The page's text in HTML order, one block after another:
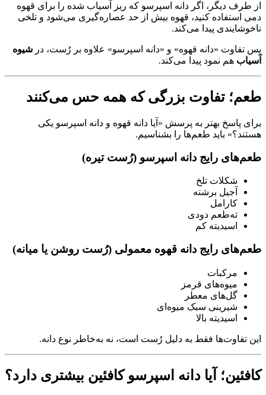
از طرف دیگر، اگر دانه اسپرسو که ریز آسیاب شده را برای قهوه
دمی استفاده کنید، قهوه بیش از حد عصاره‌گیری می‌شود و تلخی
ناخوشایندی پیدا می‌کند.
پس تفاوت «دانه قهوه» و «دانه اسپرسو» علاوه بر رُست، در شیوه
آسیاب هم نمود پیدا می‌کند.
طعم؛ تفاوت بزرگی که همه حس می‌کنند
برای پاسخ بهتر به پرسش «آیا دانه قهوه و دانه اسپرسو یکی
هستند؟» باید طعم‌ها را بشناسیم.
طعم‌های رایج دانه اسپرسو (رُست تیره)
شکلات تلخ
آجیل برشته
کارامل
ته‌طعم دودی
اسیدیته کم
طعم‌های رایج دانه قهوه معمولی (رُست روشن یا میانه)
مرکبات
میوه‌های قرمز
گل‌های معطر
شیرینی سبک میوه‌ای
اسیدیته بالا
این تفاوت‌ها فقط به دلیل رُست است، نه به‌خاطر نوع دانه.
کافئین؛ آیا دانه اسپرسو کافئین بیشتری دارد؟